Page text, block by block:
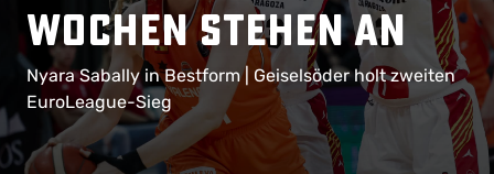
Wochen stehen an
Nyara Sabally in Bestform | Geiselsöder holt zweiten
EuroLeague-Sieg